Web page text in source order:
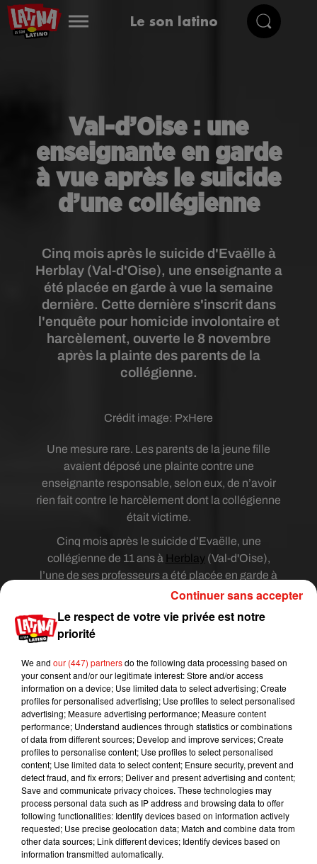
Le son latino
Val-d’Oise : une
enseignante en garde
à vue après le suicide
d’une collégienne
Publié : 18 novembre 2019 à 9h11 par Mikaà«l
Livret
Cinq mois après le suicide d'Evaëlle à
Herblay (Val-d'Oise), une enseignante a
été placée en garde à vue la semaine
dernière. Cette dernière s'inscrit dans
l'enquête pour homicide involontaire et
harcèlement, ouverte le 8 novembre
après la plainte des parents de la
collégienne.
Crédit image: PxHere
Une mesure rare. Les parents de la jeune fille
avaient déposé une plainte contre une
enseignante responsable, selon eux, de n’avoir
rien fait contre le harcèlement dont la collégienne
était victime.
Cinq mois après le suicide d’Evaëlle, une
collégienne de 11 ans à Herblay (Val-d'Oise),
l’une de ses professeurs a été placée en garde à
vue, la semaine dernière, explique Le Parisien.
Les parents de la victime avaient porté plainte
contre l’enseignante, estimant qu’elle n’avait pas
réagi face au harcèlement dont souffrait leur
enfant. Ils estiment aussi qu’elle l’avait
encouragé.
Le parquet a ouvert une information judiciaire
contre X pour homicide involontaire, et pour
harcèlement moral sur mineur contre cette
professeure et plusieurs élèves
Mundo Latino
Le fourmilier géant fait son retour
Le respect de votre vie privée est notre
priorité
We and our (447) partnersdo the following data processing based on
your consent and/or our legitimate interest: Store and/or access
information on a device; Use limited data to select advertising; Create
profiles for personalised advertising; Use profiles to select personalised
advertising; Measure advertising performance; Measure content
performance; Understand audiences through statistics or combinations
of data from different sources; Develop and improve services; Create
profiles to personalise content; Use profiles to select personalised
content; Use limited data to select content; Ensure security, prevent and
detect fraud, and fix errors; Deliver and present advertising and content;
Save and communicate privacy choices. These technologies may
process personal data such as IP address and browsing data to offer
following functionalities: Identify devices based on information actively
requested; Use precise geolocation data; Match and combine data from
other data sources; Link different devices; Identify devices based on
information transmitted automatically.
Continuer sans accepter